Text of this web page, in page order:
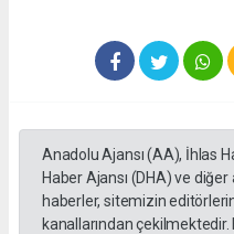
Anadolu Ajansı (AA), İhlas
Haber Ajansı (DHA) ve
haberler, sitemizin
kanallarından